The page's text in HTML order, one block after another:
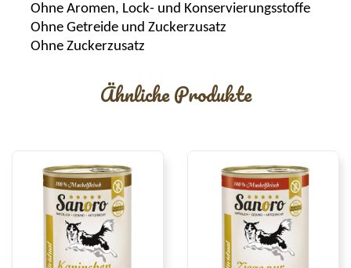
Ohne Aromen, Lock- und Konservierungsstoffe
Ohne Getreide und Zuckerzusatz
Ohne Zuckerzusatz
Ähnliche Produkte